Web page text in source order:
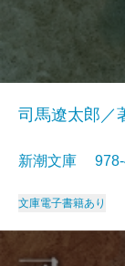
司馬遼太郎／
新潮文庫
文庫電子書籍あり